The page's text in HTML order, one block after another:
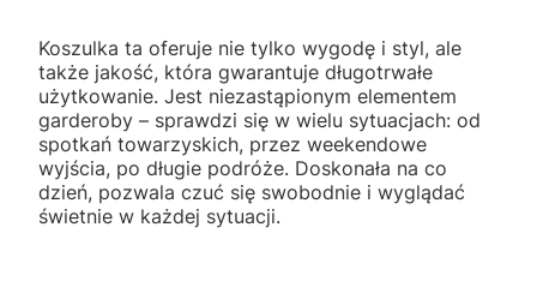
Koszulka ta oferuje nie tylko wygodę i styl, ale
także jakość, która gwarantuje długotrwałe
użytkowanie. Jest niezastąpionym elementem
garderoby – sprawdzi się w wielu sytuacjach: od
spotkań towarzyskich, przez weekendowe
wyjścia, po długie podróże. Doskonała na co
dzień, pozwala czuć się swobodnie i wyglądać
świetnie w każdej sytuacji.